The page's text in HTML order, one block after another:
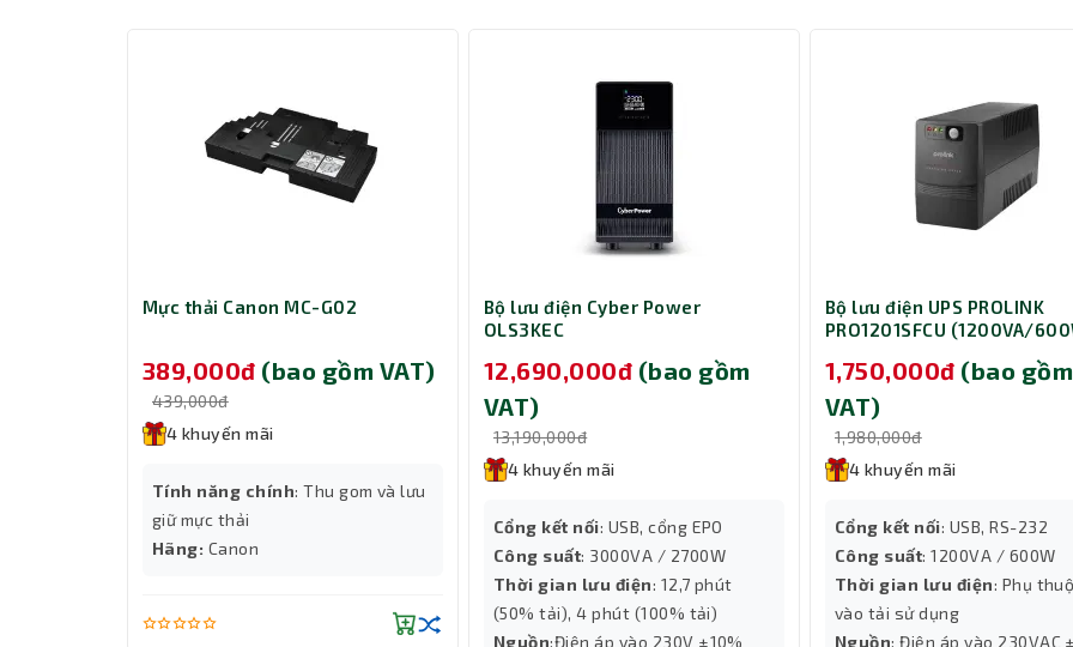
Tốc độ quét ấn tượng: Lên đến 50 trang/phút hoặc 100 hình/phút (đen trắng, xám, màu ở 300 dpi)
tiết kiệm tối đa thời gian xử lý tài liệu.
Độ phân giải cao: Khay ADF 600 dpi (màu và đơn sắc) và Flatbed 1200 dpi (màu và đơn sắc) – cho
Mực thải Canon MC-G02
389,000đ (bao gồm VAT)
439,000đ
4 khuyến mãi
Tính năng chính: Thu gom và lưu
giữ mực thải
Hãng: Canon
Bộ lưu điện Cyber Power
OLS3KEC
12,690,000đ (bao gồm
VAT)
13,190,000đ
4 khuyến mãi
Cổng kết nối: USB, cổng EPO
Công suất: 3000VA / 2700W
Thời gian lưu điện: 12,7 phút
(50% tải), 4 phút (100% tải)
Nguồn:Điện áp vào 230V ±10%
Bộ lưu điện UPS PROLINK
PRO1201SFCU (1200VA/
1,750,000đ (bao gồm
VAT)
1,980,000đ
4 khuyến mãi
Cổng kết nối: USB, RS-232
Công suất: 1200VA / 600W
Thời gian lưu điện: Phụ
vào tải sử dụng
Nguồn: Điện áp vào 230VAC